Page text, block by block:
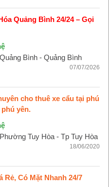
Quảng Bình 24/24 – Gọi
Quảng Bình - Quảng Bình
07/07/2026
cho thuê xe cẩu tại phú
yên.
Phường Tuy Hòa - Tp Tuy Hòa
18/06/2020
Rẻ, Có Mặt Nhanh 24/7